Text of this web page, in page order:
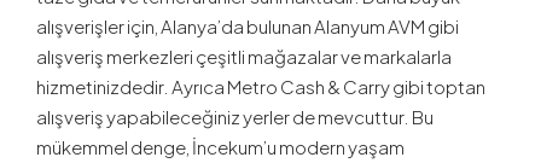
alışverişler için, Alanya’da bulunan Alanyum AVM gibi
alışveriş merkezleri çeşitli mağazalar ve markalarla
hizmetinizdedir. Ayrıca Metro Cash & Carry gibi toptan
alışveriş yapabileceğiniz yerler de mevcuttur. Bu
mükemmel denge, İncekum’u modern yaşam